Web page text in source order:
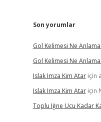
Son yorumlar
Gol Kelimesi Ne
Gol Kelimesi Ne
Islak Imza Kim Atariçin
Islak Imza Kim Atariçin
Toplu Iğne Ucu Kadar